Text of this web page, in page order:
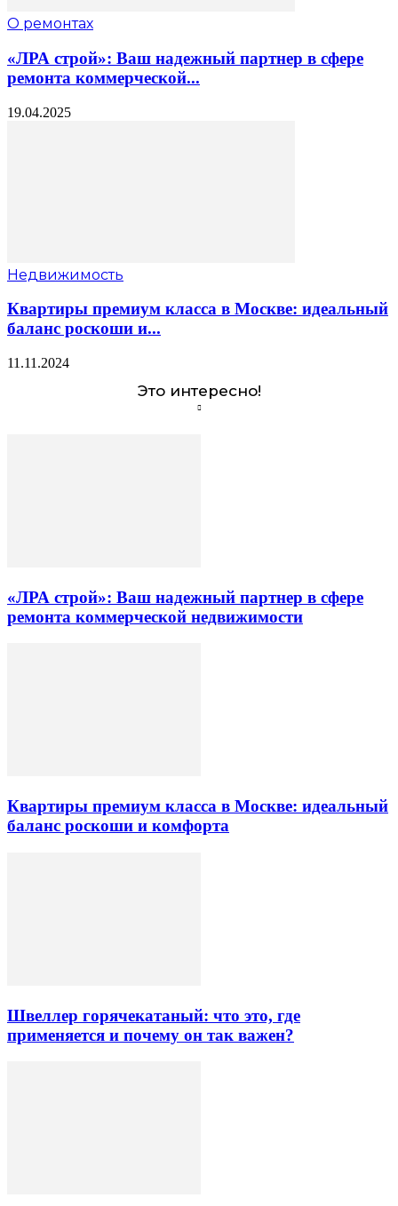
О ремонтах
«ЛРА строй»: Ваш надежный партнер в сфере
ремонта коммерческой...
19.04.2025
Недвижимость
Квартиры премиум класса в Москве: идеальный
баланс роскоши и...
11.11.2024
Это интересно!
«ЛРА строй»: Ваш надежный партнер в сфере
ремонта коммерческой недвижимости
Квартиры премиум класса в Москве: идеальный
баланс роскоши и комфорта
Швеллер горячекатаный: что это, где
применяется и почему он так важен?